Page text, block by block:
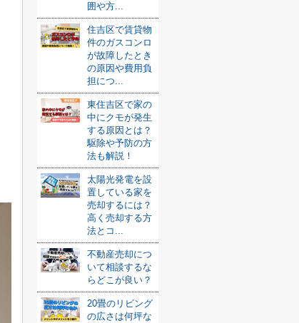
囲や方...
住吉区で賃貸物
件のガスコンロ
が故障したとき
の原因や費用負
担につ...
東住吉区で家の
中にクモが発生
する原因とは？
駆除や予防の方
法も解説！
太陽光発電を設
置している家を
売却するには？
高く売却する方
法とコ...
不動産売却につ
いて相談するな
らどこが良い？
20畳のリビング
の広さは何坪な